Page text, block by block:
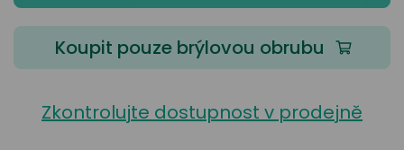
Koupit pouze brýlovou obrubu
Zkontrolujte dostupnost v prodejně